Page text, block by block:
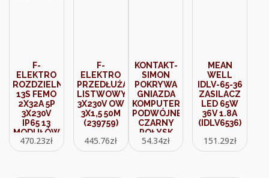
F-
ELEKTRO
ROZDZIELNICA
13S FEMO
2X32A 5P
3X230V
IP65 13
MODUŁÓW
741872
470.23zł
F-
ELEKTRO
PRZEDŁUŻACZ
LISTWOWY
3X230V OW
3X1,5 50M
(239759)
445.76zł
KONTAKT-
SIMON
POKRYWA
GNIAZDA
KOMPUTEROWEGO
PODWÓJNEGO
CZARNY
POŁYSK
(10000006138)
54.34zł
MEAN
WELL
IDLV-65-36
ZASILACZ
LED 65W
36V 1.8A
(IDLV6536)
151.29zł